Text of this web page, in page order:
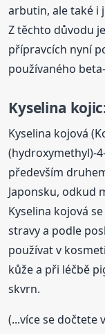
arbutin, ale také i
Z těchto důvodu
přípravcích nyní
používaného
Kyselina
Kyselina kojová
(hydroxymethyl)-
především
Japonsku, odkud
Kyselina kojová
stravy a podle
používat v
kůže a při léčbě
skvrn.
(...více se dočtete